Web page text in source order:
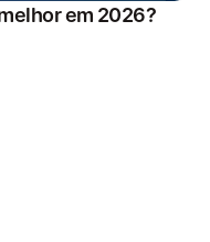
em 2026?